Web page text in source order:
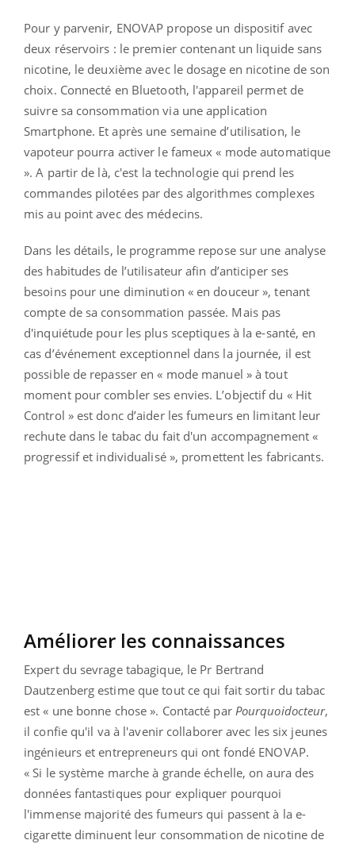
Pour y parvenir, ENOVAP propose un dispositif avec
deux réservoirs : le premier contenant un liquide sans
nicotine, le deuxième avec le dosage en nicotine de son
choix. Connecté en Bluetooth, l'appareil permet de
suivre sa consommation via une application
Smartphone. Et après une semaine d’utilisation, le
vapoteur pourra activer le fameux « mode automatique
». A partir de là, c'est la technologie qui prend les
commandes pilotées par des algorithmes complexes
mis au point avec des médecins.
Dans les détails, le programme repose sur une analyse
des habitudes de l’utilisateur afin d’anticiper ses
besoins pour une diminution « en douceur », tenant
compte de sa consommation passée. Mais pas
d'inquiétude pour les plus sceptiques à la e-santé, en
cas d’événement exceptionnel dans la journée, il est
possible de repasser en « mode manuel » à tout
moment pour combler ses envies. L’objectif du « Hit
Control » est donc d’aider les fumeurs en limitant leur
rechute dans le tabac du fait d'un accompagnement «
progressif et individualisé », promettent les fabricants.
Améliorer les connaissances
Expert du sevrage tabagique, le Pr Bertrand
Dautzenberg estime que tout ce qui fait sortir du tabac
est « une bonne chose ». Contacté par Pourquoidocteur,
il confie qu'il va à l'avenir collaborer avec les six jeunes
ingénieurs et entrepreneurs qui ont fondé ENOVAP.
« Si le système marche à grande échelle, on aura des
données fantastiques pour expliquer pourquoi
l'immense majorité des fumeurs qui passent à la e-
cigarette diminuent leur consommation de nicotine de